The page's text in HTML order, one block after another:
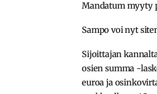
Mandatum myyty
Sampo voi nyt
Sijoittajan
osien summa -
euroa ja